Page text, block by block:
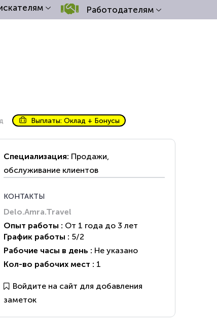
Работодателям
Выплаты: Оклад + Бонусы
Специализация: Продажи,
обслуживание клиентов
КОНТАКТЫ
Delo.Amra.Travel
Опыт работы : От 1 года до 3 лет
График работы : 5/2
Рабочие часы в день : Не указано
Кол-во рабочих мест : 1
Войдите на сайт для добавления
заметок